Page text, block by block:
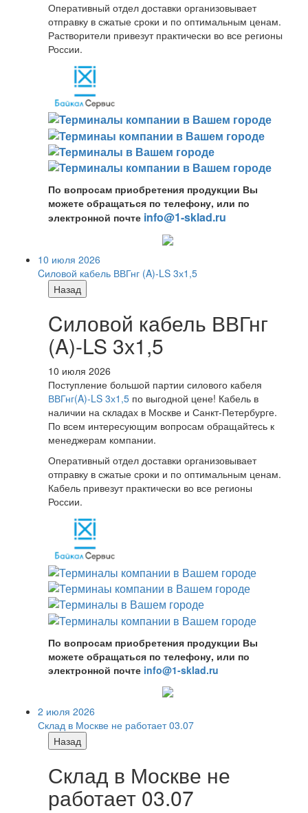
Оперативный отдел доставки организовывает
отправку в сжатые сроки и по оптимальным ценам.
Растворители привезут практически во все регионы
России.
По вопросам приобретения продукции Вы
можете обращаться по телефону, или по
электронной почте info@1-sklad.ru
10 июля 2026
Cиловой кабель ВВГнг (A)-LS 3х1,5
Назад
Cиловой кабель ВВГнг
(A)-LS 3х1,5
10 июля 2026
Поступление большой партии силового кабеля
ВВГнг(A)-LS 3х1,5 по выгодной цене! Кабель в
наличии на складах в Москве и Санкт-Петербурге.
По всем интересующим вопросам обращайтесь к
менеджерам компании.
Оперативный отдел доставки организовывает
отправку в сжатые сроки и по оптимальным ценам.
Кабель привезут практически во все регионы
России.
По вопросам приобретения продукции Вы
можете обращаться по телефону, или по
электронной почте info@1-sklad.ru
2 июля 2026
Склад в Москве не работает 03.07
Назад
Склад в Москве не
работает 03.07